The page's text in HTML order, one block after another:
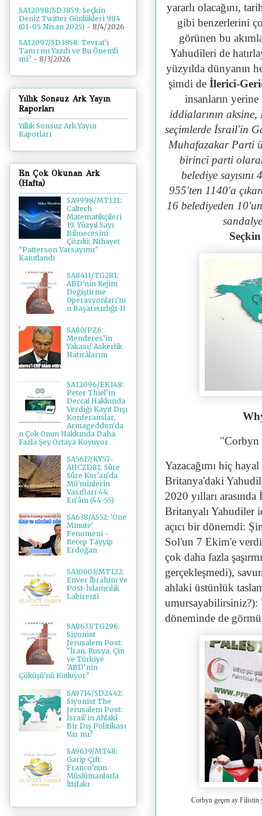
yararlı olacağını,
gibi benzerlerini
görünen bu
Yahudileri de
yüzyılda dünyanın
şimdi de İlerici-
insanların
iddialarının
seçimlerde İsrail'in
Muhafazakar Parti
birinci parti
belediye sayısını
955'ten 1140'a
16 belediyeden
"Corbyn
Yazacağımı hiç
Britanya'daki
2020 yılları
Britanyalı Yahudiler
açıcı bir dönemdi:
Sol'un 7 Ekim'e
çok daha fazla
gerçekleşmedi),
ahlaki üstünlük
döneminde de
Corbyn geçen ay
SA12098/SD3859: Seçkin
Deniz Twitter Günlükleri 984
(01-05 Nisan 2025) - 8/4/2026
SA12097/SD3858: Tevrat'ı
Tanrı mı Yazdı ve Bu Önemli
mi? - 8/3/2026
Yıllık Sonsuz Ark Yayın
Raporları
Yıllık Sonsuz Ark Yayın
Raporları
En Çok Okunan Ark
(Hafta)
SA9998/MT121:
Caltech
Matematikçileri
19. Yüzyıl Sayı
Bilmecesini
Çözdü; Nihayet
"Patterson Varsayımı"
Kanıtlandı
SA8411/TG281:
ABD'nin Rejim
Değiştirme
Operasyonları'nı
n Başarısızlığı-II
SA80/PZ6:
Menderes’in
Yakası/ Askerlik
Hatırâlarım
SA12096/EK148:
Peter Thiel'in
Deccal Hakkında
Verdiği Kayıt Dışı
Konferanslar,
Armageddon'da
n Çok Onun Hakkında Daha
Fazla Şey Ortaya Koyuyor
SA5617/KY57-
AHCZD81: Sûre
Sûre Kur'an'da
Mü'minlerin
Vasıfları 44:
En'âm (44-55)
SA638/AS52: 'One
Minute'
Fenomeni -
Recep Tayyip
Erdoğan
SA10003/MT122:
Enver İbrahim ve
Post-İslamcılık
Labirenti
SA8633/TG296:
Siyonist
Jerusalem Post:
"İran, Rusya, Çin
ve Türkiye
'ABD’nin
Çöküşü'nü Kutluyor"
SA9714/SD2442:
Siyonist The
Jerusalem Post:
İsrail'in Ahlakî
Bir Dış Politikası
Var mı?
SA9639/MT48:
Garip Çift:
Franco'nun
Müslümanlarla
İttifakı